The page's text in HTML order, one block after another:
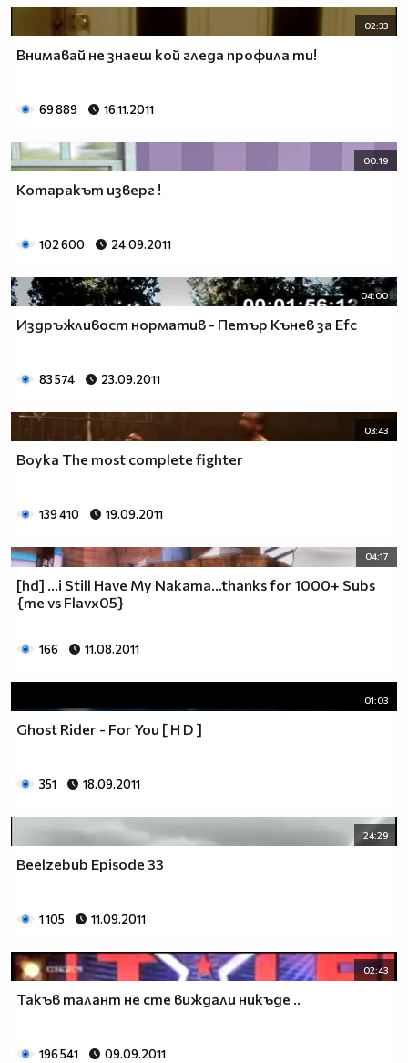
02:33
Внимавай не знаеш кой гледа профила ти!
69 889 16.11.2011
00:19
Котаракът изверг !
102 600 24.09.2011
04:00
Издръжливост норматив - Петър Кънев за Efc
83 574 23.09.2011
03:43
Boyka The most complete fighter
139 410 19.09.2011
04:17
[hd] ...i Still Have My Nakama...thanks for 1000+ Subs
{me vs Flavx05}
166 11.08.2011
01:03
Ghost Rider - For You [ H D ]
351 18.09.2011
24:29
Beelzebub Episode 33
1 105 11.09.2011
02:43
Такъв талант не сте виждали никъде ..
196 541 09.09.2011